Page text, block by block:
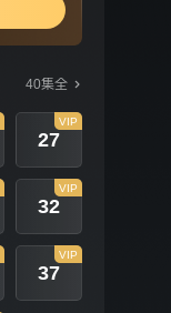
40集全
27
VIP
32
VIP
37
VIP